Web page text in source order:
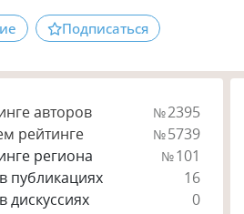
Подписаться
авторов №2395
рейтинге
№5739
региона
№101
публикациях
16
дискуссиях
0